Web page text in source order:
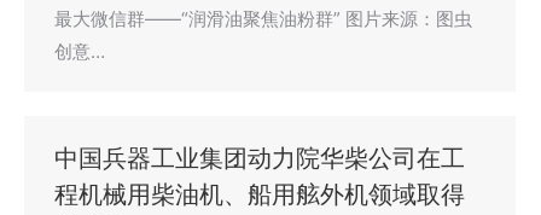
最大微信群——“润滑油聚焦油粉群” 图片来源：图虫
创意…
中国兵器工业集团动力院华柴公司在工
程机械用柴油机、船用舷外机领域取得